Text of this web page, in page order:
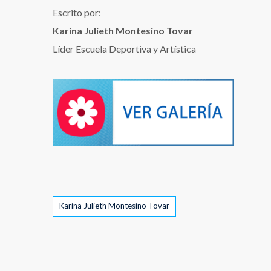
Escrito por:
Karina Julieth Montesino Tovar
Líder Escuela Deportiva y Artística
Tags
Karina Julieth Montesino Tovar